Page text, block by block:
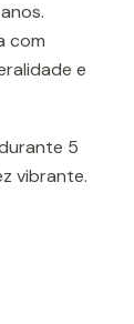
com
e
5
vibrante.